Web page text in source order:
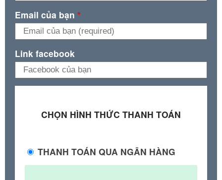
Email của bạn *
Link facebook
CHỌN HÌNH THỨC THANH TOÁN
THANH TOÁN QUA NGÂN HÀNG